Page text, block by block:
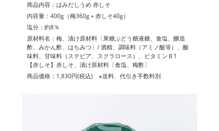
商品内容：はみだしうめ 赤しそ
内容量：400g（梅360g＋赤しそ40g）
塩分：約8％
原材料名：梅、漬け原材料〔果糖ぶどう糖液糖、食塩、醸造
酢、みかん酢、はちみつ〕/ 酒精、調味料（アミノ酸等）、酸
味料、甘味料（ステビア、スクラロース）、ビタミンＢ1
【赤しそ】赤しそ、漬け原材料〔食塩、梅酢〕
商品価格：1,830円(税込) ※送料、代引き手数料別